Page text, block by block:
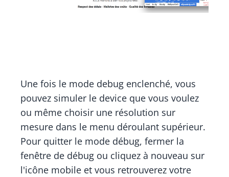
Une fois le mode debug enclenché, vous
pouvez simuler le device que vous voulez
ou même choisir une résolution sur
mesure dans le menu déroulant supérieur.
Pour quitter le mode débug, fermer la
fenêtre de débug ou cliquez à nouveau sur
l'icône mobile et vous retrouverez votre